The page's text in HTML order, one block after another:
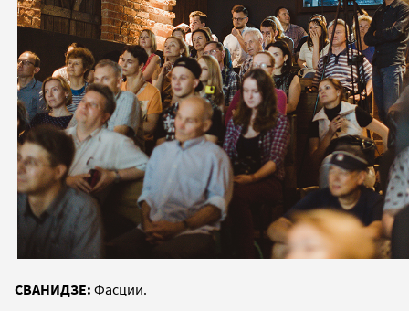
СВАНИДЗЕ: Фасции.